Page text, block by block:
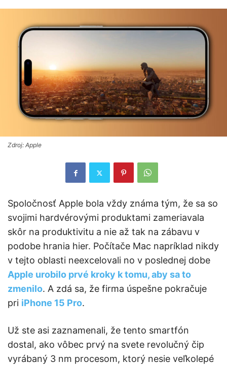
Zdroj: Apple
Spoločnosť Apple bola vždy známa tým, že sa so
svojimi hardvérovými produktami zameriavala
skôr na produktivitu a nie až tak na zábavu v
podobe hrania hier. Počítače Mac napríklad nikdy
v tejto oblasti neexcelovali no v poslednej dobe
Apple urobilo prvé kroky k tomu, aby sa to
zmenilo. A zdá sa, že firma úspešne pokračuje
pri iPhone 15 Pro.
Už ste asi zaznamenali, že tento smartfón
dostal, ako vôbec prvý na svete revolučný čip
vyrábaný 3 nm procesom, ktorý nesie veľkolepé